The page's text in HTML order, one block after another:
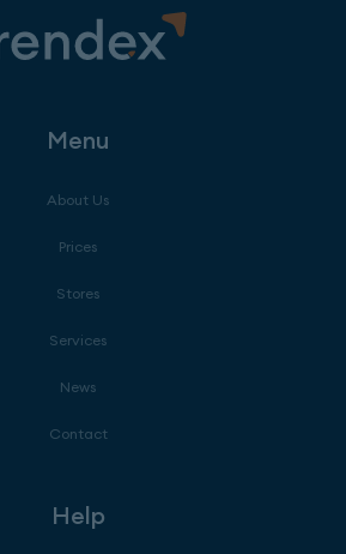
Menu
About Us
Prices
Stores
Services
News
Contact
Help